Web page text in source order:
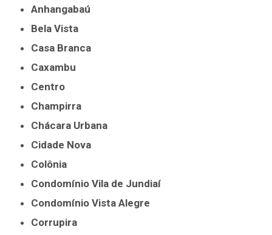
Anhangabaú
Bela Vista
Casa Branca
Caxambu
Centro
Champirra
Chácara Urbana
Cidade Nova
Colônia
Condomínio Vila de Jundiaí
Condomínio Vista Alegre
Corrupira